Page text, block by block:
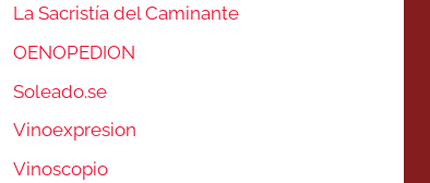
La Sacristía del Caminante
OENOPEDION
Soleado.se
Vinoexpresion
Vinoscopio